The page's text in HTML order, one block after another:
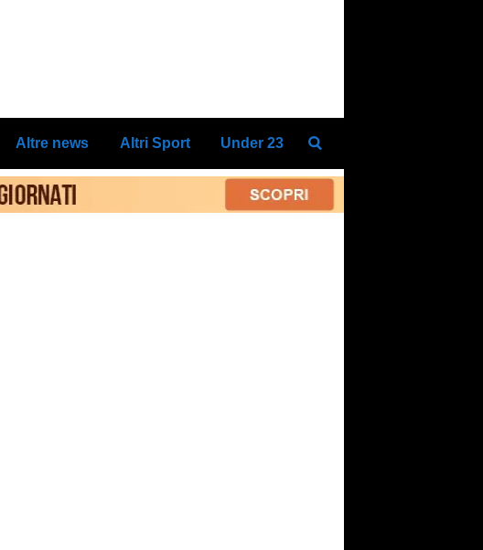
Altre news Altri Sport Under 23